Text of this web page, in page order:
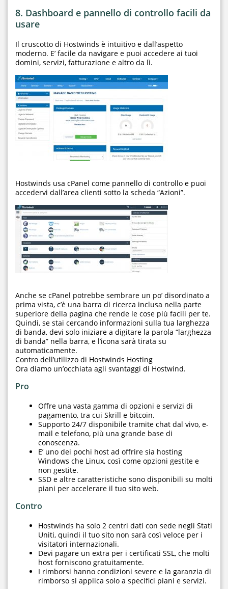
8. Dashboard e pannello di controllo facili da
usare
Il cruscotto di Hostwinds è intuitivo e dall’aspetto
moderno. E’ facile da navigare e puoi accedere ai tuoi
domini, servizi, fatturazione e altro da lì.
Hostwinds usa cPanel come pannello di controllo e puoi
accedervi dall’area clienti sotto la scheda “Azioni”.
Anche se cPanel potrebbe sembrare un po’ disordinato a
prima vista, c’è una barra di ricerca inclusa nella parte
superiore della pagina che rende le cose più facili per te.
Quindi, se stai cercando informazioni sulla tua larghezza
di banda, devi solo iniziare a digitare la parola “larghezza
di banda” nella barra, e l’icona sarà tirata su
automaticamente.
Contro dell’utilizzo di Hostwinds Hosting
Ora diamo un’occhiata agli svantaggi di Hostwind.
Pro
Offre una vasta gamma di opzioni e servizi di
pagamento, tra cui Skrill e bitcoin.
Supporto 24/7 disponibile tramite chat dal vivo, e-
mail e telefono, più una grande base di
conoscenza.
E’ uno dei pochi host ad offrire sia hosting
Windows che Linux, così come opzioni gestite e
non gestite.
SSD e altre caratteristiche sono disponibili su molti
piani per accelerare il tuo sito web.
Contro
Hostwinds ha solo 2 centri dati con sede negli Stati
Uniti, quindi il tuo sito non sarà così veloce per i
visitatori internazionali.
Devi pagare un extra per i certificati SSL, che molti
host forniscono gratuitamente.
I rimborsi hanno condizioni severe e la garanzia di
rimborso si applica solo a specifici piani e servizi.